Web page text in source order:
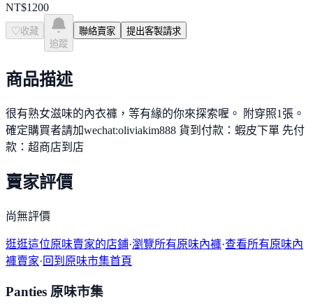
NT$1200
♡ 收藏
追蹤
聯絡賣家 提出客製請求
商品描述
很有熟女滋味的內衣褲，等有緣的你來探索喔。 附穿照1張。
確定購買者請加wechat:oliviakim888 貨到付款：蝦皮下單 先付
款：超商店到店
賣家評價
尚無評價
逛逛這位原味賣家的店鋪·瀏覽所有原味內褲·查看所有原味內
褲賣家·回到原味市集首頁
Panties 原味市集